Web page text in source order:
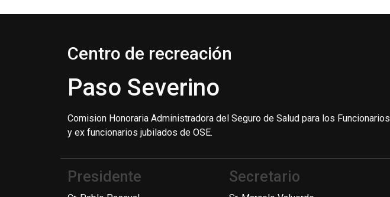
Centro de recreación
Paso Severino
Comision Honoraria Administradora del Seguro de Salud para los Funcionarios
y ex funcionarios jubilados de OSE.
Presidente Secretario